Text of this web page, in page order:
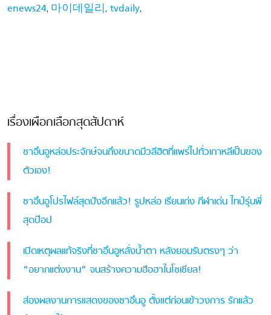
enews24, 마이데일리, tvdaily,
เรื่องเผือกเลือกสุดสัปดาห์
ชาอึนอูหล่อประจักษ์จนถึงขนาดมีวลีฮิตที่แพร่ไปทั่วเกาหลีเป็นของ
ตัวเอง!
ชาอึนอูโปรไฟล์สุดปังอีกแล้ว! รูปหล่อ เรียนเก่ง กีฬาเด่น ไทป์รุ่นพี่
สุดป๊อป
เปิดเหตุผลแท้จริงที่ชาอึนอูหลั่งน้ำตา หลังยอมรับตรงๆ ว่า
“อยากแต่งงาน” จนสร้างความฮือฮาในโซเชียล!
ส่องผลงานการแสดงของชาอึนอู ตั้งแต่ก่อนเข้าวงการ รักแล้ว